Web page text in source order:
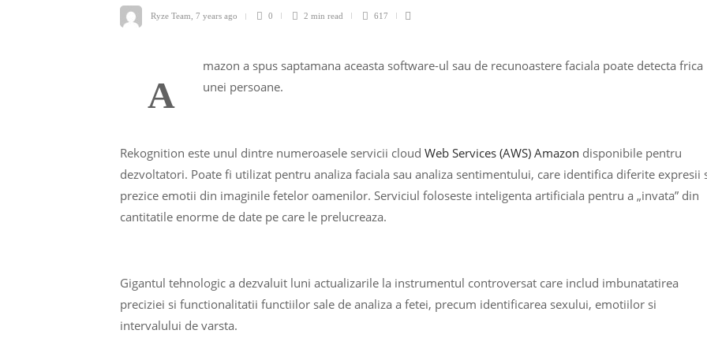
Ryze Team 7 years ago 0 2 min read 617
A
mazon a spus saptamana aceasta software-ul sau de recunoastere faciala poate detecta frica
unei persoane.
Rekognition este unul dintre numeroasele servicii cloud Web Services (AWS) Amazon disponibile pentru
dezvoltatori. Poate fi utilizat pentru analiza faciala sau analiza sentimentului, care identifica diferite expresii
prezice emotii din imaginile fetelor oamenilor. Serviciul foloseste inteligenta artificiala pentru a „invata” din
cantitatile enorme de date pe care le prelucreaza.
Gigantul tehnologic a dezvaluit luni actualizarile la instrumentul controversat care includ imbunatatirea
preciziei si functionalitatii functiilor sale de analiza a fetei, precum identificarea sexului, emotiilor si
intervalului de varsta.